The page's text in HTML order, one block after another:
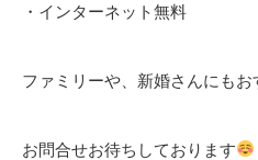
・インターネット無料
ファミリーや、新婚さんにもお
お問合せお待ちしております